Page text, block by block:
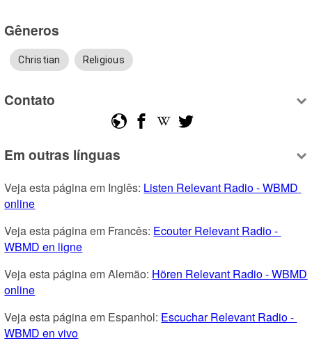
Gêneros
Christian Religious
Contato
Em outras línguas
Veja esta página em Inglês: Listen Relevant Radio - WBMD
online
Veja esta página em Francês: Ecouter Relevant Radio -
WBMD en ligne
Veja esta página em Alemão: Hören Relevant Radio - WBMD
online
Veja esta página em Espanhol: Escuchar Relevant Radio -
WBMD en vivo